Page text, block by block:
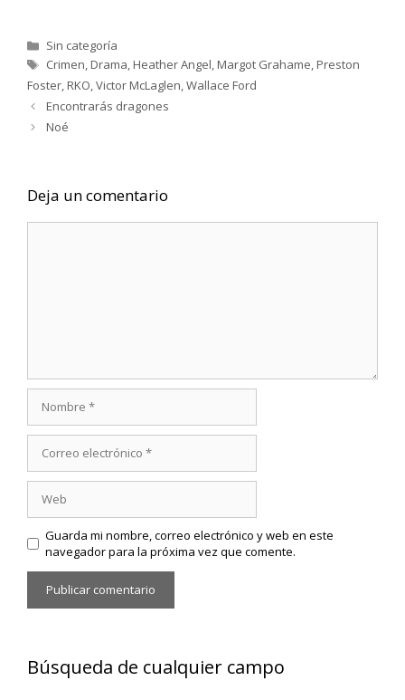
Categorías
Sin categoría
Etiquetas
Crimen,Drama,Heather Angel,Margot Grahame,Preston
Foster,RKO,Victor McLaglen,Wallace Ford
Encontrarás dragones
Noé
Deja un comentario
electrónico
Guarda mi nombre, correo electrónico y web en este
navegador para la próxima vez que comente.
Búsqueda de cualquier campo